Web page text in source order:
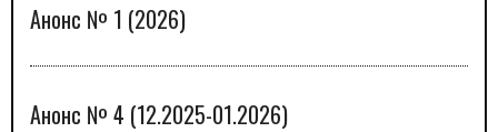
Анонс № 1 (2026)
Анонс № 4 (12.2025-01.2026)